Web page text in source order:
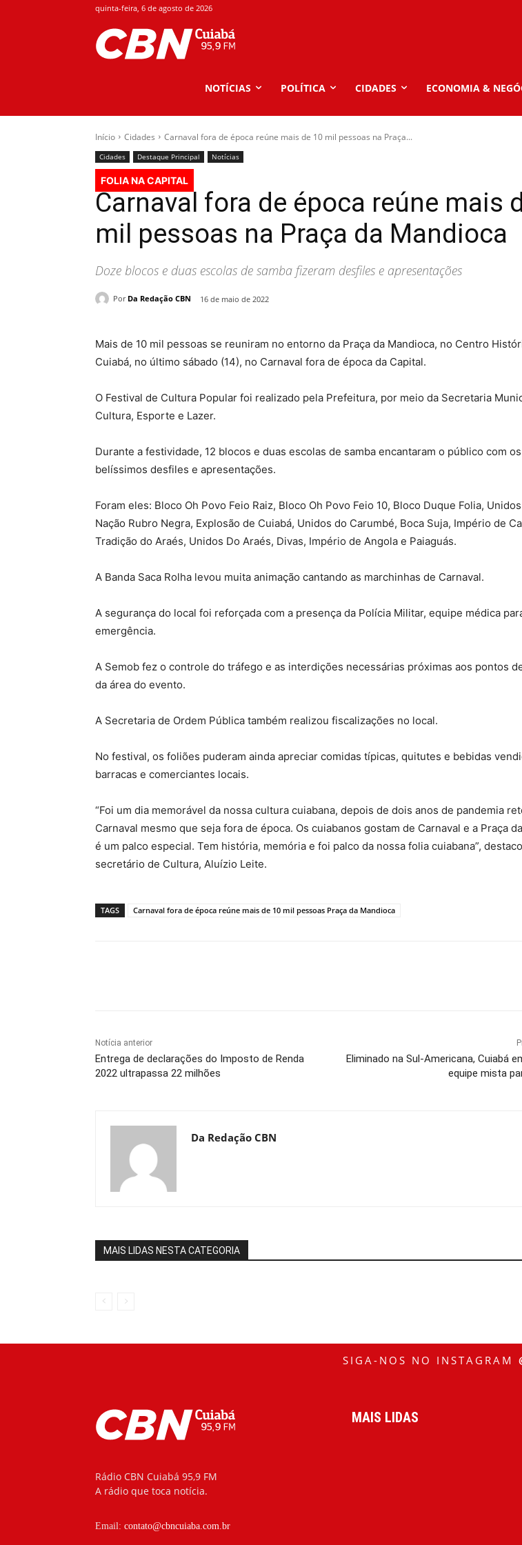
quinta-feira, 6 de agosto de 2026
NOTÍCIAS POLÍTICA CIDADES ECONOMIA &
Início Cidades Carnaval fora de época reúne mais de 10 mil pessoas na Praça...
Cidades Destaque Principal Notícias
FOLIA NA CAPITAL
Carnaval fora de época reúne mais
mil pessoas na Praça da Mandioca
Doze blocos e duas escolas de samba fizeram desfiles e apresentações
Por Da Redação CBN 16 de maio de 2022
Mais de 10 mil pessoas se reuniram no entorno da Praça da Mandioca, no Centro
Cuiabá, no último sábado (14), no Carnaval fora de época da Capital.
O Festival de Cultura Popular foi realizado pela Prefeitura, por meio da Secretaria
Cultura, Esporte e Lazer.
Durante a festividade, 12 blocos e duas escolas de samba encantaram o público com os
belíssimos desfiles e apresentações.
Foram eles: Bloco Oh Povo Feio Raiz, Bloco Oh Povo Feio 10, Bloco Duque Folia,
Nação Rubro Negra, Explosão de Cuiabá, Unidos do Carumbé, Boca Suja, Império de
Tradição do Araés, Unidos Do Araés, Divas, Império de Angola e Paiaguás.
A Banda Saca Rolha levou muita animação cantando as marchinhas de Carnaval.
A segurança do local foi reforçada com a presença da Polícia Militar, equipe médica
emergência.
A Semob fez o controle do tráfego e as interdições necessárias próximas aos pontos
da área do evento.
A Secretaria de Ordem Pública também realizou fiscalizações no local.
No festival, os foliões puderam ainda apreciar comidas típicas, quitutes e bebidas
barracas e comerciantes locais.
“Foi um dia memorável da nossa cultura cuiabana, depois de dois anos de pandemia
Carnaval mesmo que seja fora de época. Os cuiabanos gostam de Carnaval e a Praça
é um palco especial. Tem história, memória e foi palco da nossa folia cuiabana”,
secretário de Cultura, Aluízio Leite.
TAGS Carnaval fora de época reúne mais de 10 mil pessoas Praça da Mandioca
Notícia anterior
Entrega de declarações do Imposto de Renda
2022 ultrapassa 22 milhões
Eliminado na Sul-Americana, Cuiabá
equipe mista
Da Redação CBN
MAIS LIDAS NESTA CATEGORIA
SIGA-NOS NO INSTAGRAM
Rádio CBN Cuiabá 95,9 FM
A rádio que toca notícia.
Email: contato@cbncuiaba.com.br
MAIS LIDAS